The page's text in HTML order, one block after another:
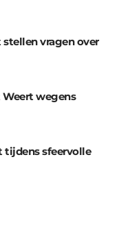
stellen vragen over
wegens
tijdens sfeervolle